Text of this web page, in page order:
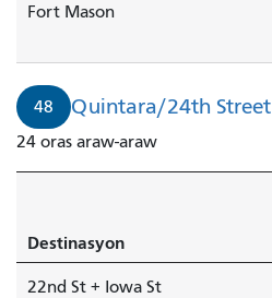
Fort Mason
48 Quintara/24th Street
24 oras araw-araw
Destinasyon
22nd St + Iowa St